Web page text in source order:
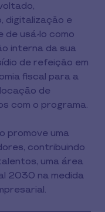
digitalização e
de usá-lo como
interna da sua
de refeição em
fiscal para a
de
com o programa.
promove uma
contribuindo
uma área
2030 na medida